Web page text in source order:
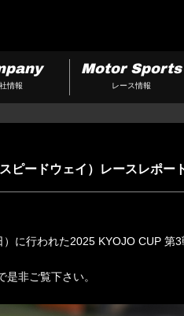
情報
Motor Sports
レース情報
ピードウェイ）レースレポー
に行われた2025 KYOJO CUP 第
非ご覧下さい。